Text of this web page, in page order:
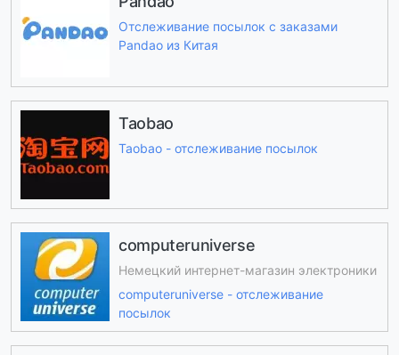
Отслеживание посылок с заказами
Pandao из Китая
Taobao
Taobao - отслеживание посылок
computeruniverse
Немецкий интернет-магазин электроники
computeruniverse - отслеживание
посылок